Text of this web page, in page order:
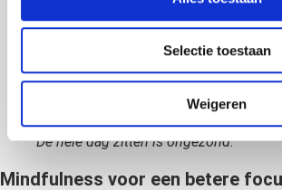
Selectie toestaan
Weigeren
praat.
Niemand laat imperfecties op social
Ik hoef niet op de hoogte te zijn van
De hele dag zitten is ongezond.
Mindfulness voor een betere